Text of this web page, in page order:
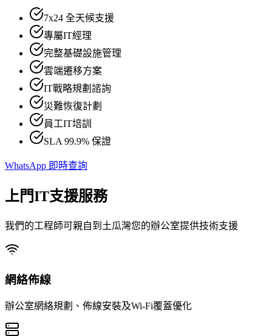
7x24 全天候支援
專屬IT經理
完整基礎設施管理
雲端遷移方案
IT戰略規劃諮詢
災難恢復計劃
員工IT培訓
SLA 99.9% 保證
WhatsApp 即時查詢
上門IT支援服務
我們的工程師可親自到土瓜灣您的辦公室提供技術支援
網絡佈線
辦公室網絡規劃、佈線安裝及Wi-Fi覆蓋優化